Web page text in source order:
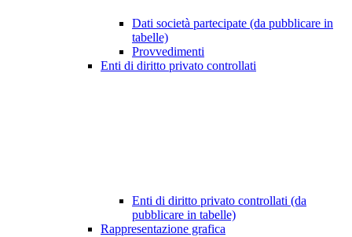
Dati società partecipate (da pubblicare in
tabelle)
Provvedimenti
Enti di diritto privato controllati
Enti di diritto privato controllati (da
pubblicare in tabelle)
Rappresentazione grafica